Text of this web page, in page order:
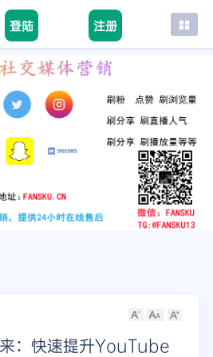
登陆 注册
首页
tiktok
youtube
instagram
：快速提升YouTube